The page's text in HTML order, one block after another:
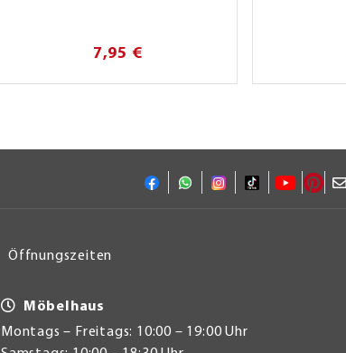
7,95 €
Öffnungszeiten
Möbelhaus
Montags – Freitags: 10:00 – 19:00 Uhr